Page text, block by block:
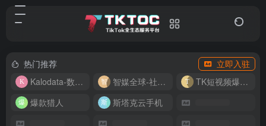
热门推荐
立即入驻
Kalodata-数据分析平台
智媒全球-社媒管理平台
TK短视频爆款复刻
爆款猎人
斯塔克云手机